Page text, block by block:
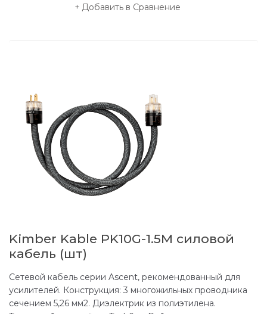
Добавить в Сравнение
Kimber Kable PK10G-1.5M силовой
кабель (шт)
Сетевой кабель серии Ascent, рекомендованный для
усилителей. Конструкция: 3 многожильных проводника
сечением 5,26 мм2. Диэлектрик из полиэтилена.